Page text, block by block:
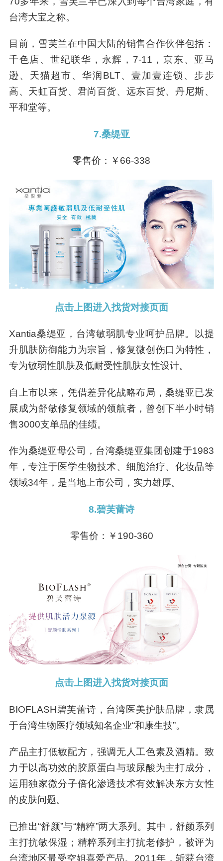
台湾大宝之称。
目前，雪芙兰在中国大陆的销售合作伙伴包括：
千色店、世纪联华，永辉，7-11，京东、亚马
逊、天猫超市、华润BLT、壹加壹连锁、步步
高、天虹百货、君尚百货、远东百货、丹尼斯、
平和堂等。
7.桑缇亚
零售价： ￥66-338
点击上图进入找货对接页面
Xantia桑缇亚，台湾敏弱肌专业呵护品牌。以提
升肌肤防御能力为宗旨，修复微创伤口为特性，
专为敏弱性肌肤及低耐受性肌肤女性设计。
自上市以来，凭借差异化战略布局，桑缇亚已发
展成为舒敏修复领域的领航者，曾创下半小时销
售3000支单品的佳绩。
作为桑缇亚母公司，台湾桑缇亚集团创建于1983
年，专注于医学生物技术、细胞治疗、化妆品等
领域34年，是当地上市公司，实力雄厚。
8.碧芙蕾诗
零售价：￥190-360
点击上图进入找货对接页面
BIOFLASH碧芙蕾诗，台湾医美护肤品牌，隶属
于台湾生物医疗领域知名企业“和康生技”。
产品主打低敏配方，强调无人工色素及酒精。致
力于以高功效的胶原蛋白与玻尿酸为主打成分，
运用独家微分子倍化渗透技术有效解决东方女性
的皮肤问题。
已推出“舒颜”与“精粹”两大系列。其中，舒颜系列
主打抗敏保湿；精粹系列主打抗老修护，被评为
台湾地区最受空姐喜爱产品。2011年，斩获台湾